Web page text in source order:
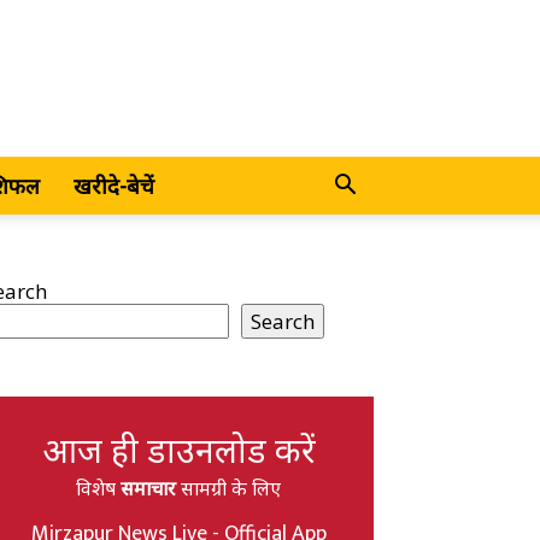
खरीदे-बेचें
Search
आज ही डाउनलोड करें
विशेषसमाचारसामग्री के लिए